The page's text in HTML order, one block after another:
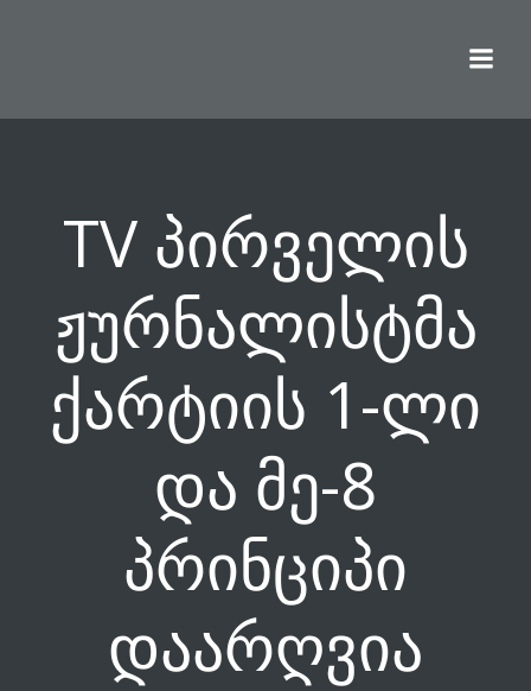
TV პირველის
ჟურნალისტმა
ქარტიის 1-ლი
და მე-8
პრინციპი
დაარღვია